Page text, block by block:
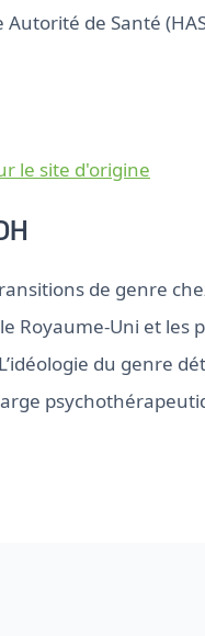
de Santé
le site d'origine
de genre
Royaume-Uni et les
du genre